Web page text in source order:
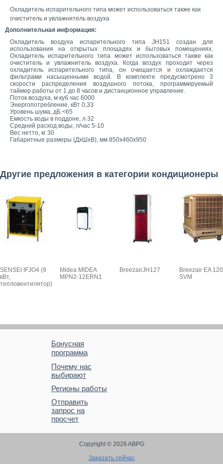
Охладитель испарительного типа может использоваться также как
очиститель и увлажнитель воздуха
Дополнительная информация:
Охладитель воздуха испарительного типа JH151 создан для
использования на открытых площадях и бытовых помещениях.
Охладитель испарительного типа может использоваться также как
очиститель и увлажнитель воздуха. Когда воздух проходит через
охладитель испарительного типа, он очищается и охлаждается
фильтрами насыщенными водой. В комплекте предусмотрено 3
скорости распределения воздушного потока, программируемый
таймер работы от 1 до 8 часов и дистанционное управление.
Поток воздуха, м куб.час 6000
Энергопотребление, кВт 0,33
Уровень шума, дБ <65
Емкость воды в поддоне, л 32
Средний расход воды, л/час 5-10
Вес нетто, кг 30
Габаритные размеры (ДхШхВ), мм 850x460x950
Другие предложения в категории кондиционеры
SENSEI IFJO4 (9
кВт,
тепловентилятор)
Midea MIDEA
MPN2-12ERN1
BreezairJH127
Breezair EA 120
SVM
Бонусная
программа
Почему нас
выбирают
Регионы работы
Отправить
запрос на
просчет
Copyright © 2026 ABPG
Заказать сейчас